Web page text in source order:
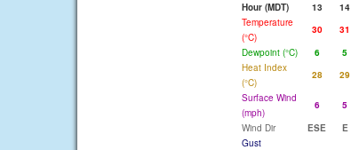
Hour (MDT)
13 14
Temperature
(°C)
30 31
Dewpoint (°C)
6 5
Heat Index
(°C)
28 29
Surface Wind
(mph)
6 5
Wind Dir
ESE E
Gust